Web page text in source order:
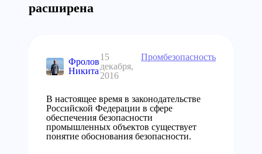
расширена
Фролов
Никита
15
декабря,
2016
Промбезопасность
В настоящее время в законодательстве
Российской Федерации в сфере
обеспечения безопасности
промышленных объектов существует
понятие обоснования безопасности.